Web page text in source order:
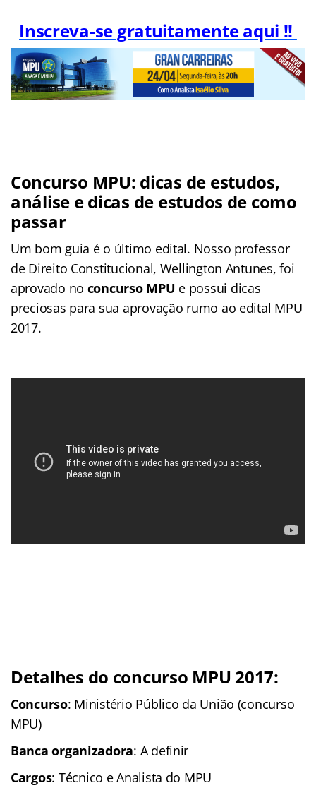
Inscreva-se gratuitamente aqui !!
Concurso MPU: dicas de estudos,
análise e dicas de estudos de como
passar
Um bom guia é o último edital. Nosso professor
de Direito Constitucional, Wellington Antunes, foi
aprovado no concurso MPU e possui dicas
preciosas para sua aprovação rumo ao edital MPU
2017.
Detalhes do concurso MPU 2017:
Concurso: Ministério Público da União (concurso
MPU)
Banca organizadora: A definir
Cargos: Técnico e Analista do MPU